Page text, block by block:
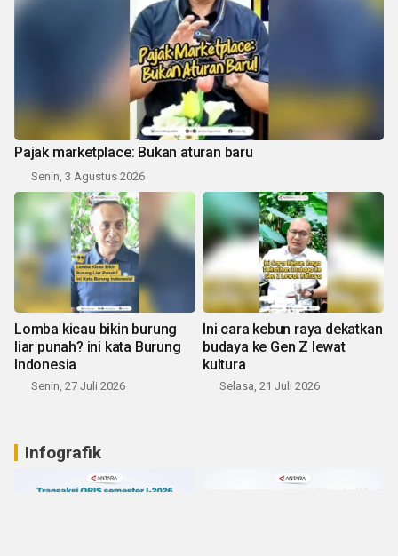
Pajak marketplace: Bukan aturan baru
Senin, 3 Agustus 2026
Lomba kicau bikin burung
liar punah? ini kata Burung
Indonesia
Senin, 27 Juli 2026
Ini cara kebun raya dekatkan
budaya ke Gen Z lewat
kultura
Selasa, 21 Juli 2026
Infografik